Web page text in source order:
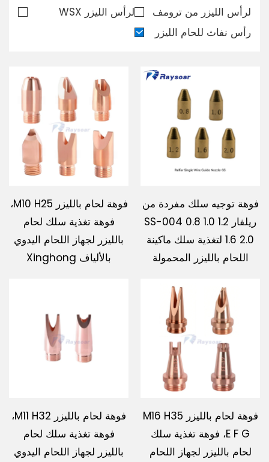
لرأس الليزر من ترومف
لرأس الليزر WSX
رأس نفاث للحام الليزر
فوهة توجيه سلك مفردة من
ريلفار SS-004 0.8 1.0 1.2
1.6 2.0 لتغذية سلك ماكينة
اللحام بالليزر المحمولة
فوهة لحام بالليزر M10 H25،
فوهة تغذية سلك لحام
بالليزر لجهاز اللحام اليدوي
بالألياف Xinghong
فوهة لحام بالليزر M16 H35
E F G، فوهة تغذية سلك
لحام بالليزر لجهاز اللحام
فوهة لحام بالليزر M11 H32،
فوهة تغذية سلك لحام
بالليزر لجهاز اللحام اليدوي